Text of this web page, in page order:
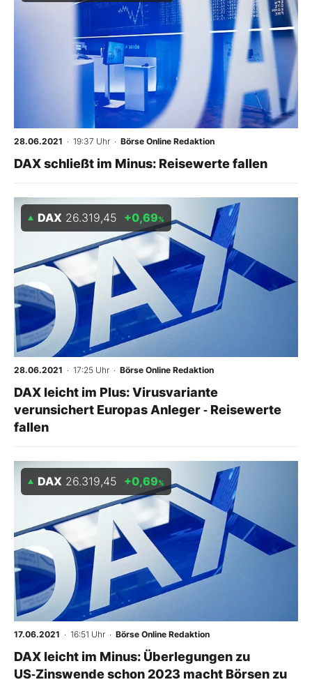
28.06.2021 · 19:37 Uhr · Börse Online Redaktion
DAX schließt im Minus: Reisewerte fallen
DAX 26.319,45 +0,69%
28.06.2021 · 17:25 Uhr · Börse Online Redaktion
DAX leicht im Plus: Virusvariante
verunsichert Europas Anleger ‑ Reisewerte
fallen
DAX 26.319,45 +0,69%
17.06.2021 · 16:51 Uhr · Börse Online Redaktion
DAX leicht im Minus: Überlegungen zu
US‑Zinswende schon 2023 macht Börsen zu